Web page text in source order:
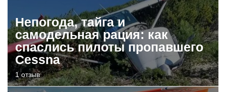
Непогода, тайга и
самодельная рация: как
спаслись пилоты пропавшего
Cessna
1 отзыв